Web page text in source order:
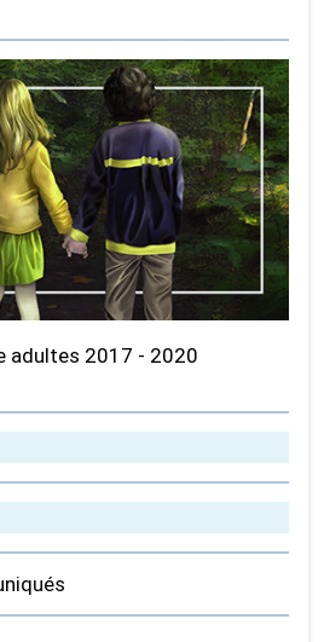
adultes 2017 - 2020